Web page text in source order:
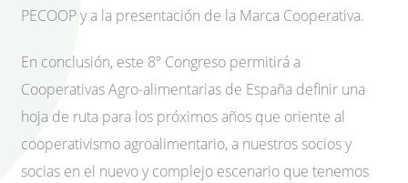
PECOOP y a la presentación de la Marca Cooperativa.
En conclusión, este 8º Congreso permitirá a
Cooperativas Agro-alimentarias de España definir una
hoja de ruta para los próximos años que oriente al
cooperativismo agroalimentario, a nuestros socios y
socias en el nuevo y complejo escenario que tenemos